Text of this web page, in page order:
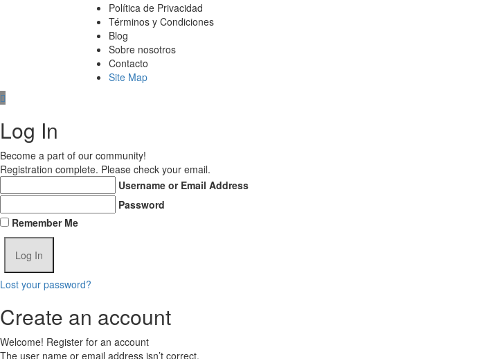
Política de Privacidad
Términos y Condiciones
Blog
Sobre nosotros
Contacto
Site Map
Log In
Become a part of our community!
Registration complete. Please check your email.
Username or Email Address
Password
Remember Me
Lost your password?
Create an account
Welcome! Register for an account
The user name or email address isn’t correct.